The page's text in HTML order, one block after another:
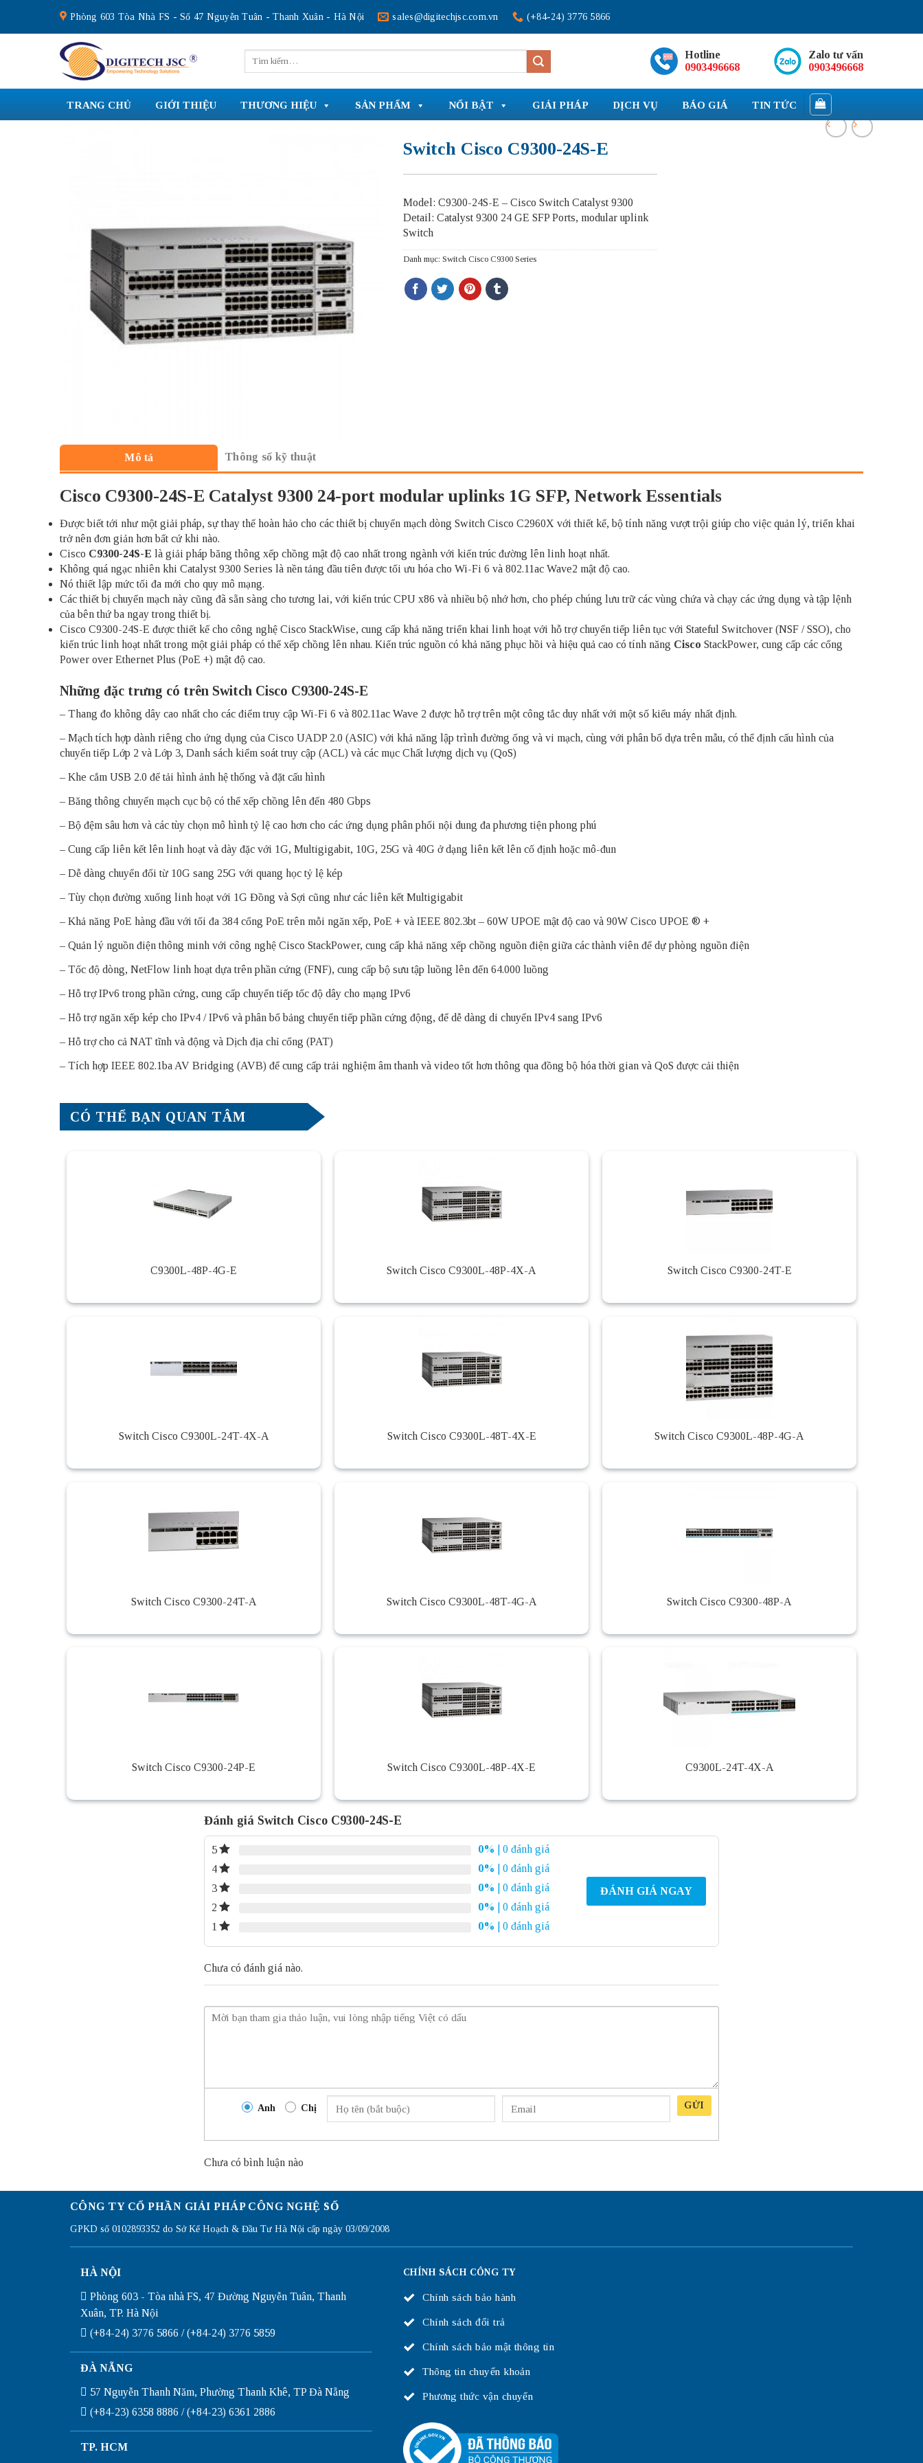
content
Phòng 603 Tòa Nhà FS - Số 47 Nguyễn Tuân - Thanh Xuân - Hà Nội sales@digitechjsc.com.vn (+84-24) 3776 5866
kiếm:
Hotline
0903496668
Zalo tư vấn
0903496668
TRANG CHỦ GIỚI THIỆU THƯƠNG HIỆU SẢN PHẨM NỔI BẬT GIẢI PHÁP DỊCH VỤ BÁO GIÁ TIN TỨC
Switch Cisco C9300-24S-E
Model: C9300-24S-E – Cisco Switch Catalyst 9300
Detail: Catalyst 9300 24 GE SFP Ports, modular uplink
Switch
Danh mục: Switch Cisco C9300 Series
Mô tả Thông số kỹ thuật
Cisco C9300-24S-E Catalyst 9300 24-port modular uplinks 1G SFP, Network Essentials
Được biết tới như một giải pháp, sự thay thế hoàn hảo cho các thiết bị chuyển mạch dòng Switch Cisco C2960X với thiết kế, bộ tính năng vượt trội giúp cho việc quản lý, triển khai
trở nên đơn giản hơn bất cứ khi nào.
Cisco C9300-24S-E là giải pháp băng thông xếp chồng mật độ cao nhất trong ngành với kiến trúc đường lên linh hoạt nhất.
Không quá ngạc nhiên khi Catalyst 9300 Series là nền tảng đầu tiên được tối ưu hóa cho Wi-Fi 6 và 802.11ac Wave2 mật độ cao.
Nó thiết lập mức tối đa mới cho quy mô mạng.
Các thiết bị chuyển mạch này cũng đã sẵn sàng cho tương lai, với kiến trúc CPU x86 và nhiều bộ nhớ hơn, cho phép chúng lưu trữ các vùng chứa và chạy các ứng dụng và tập lệnh
của bên thứ ba ngay trong thiết bị.
Cisco C9300-24S-E được thiết kế cho công nghệ Cisco StackWise, cung cấp khả năng triển khai linh hoạt với hỗ trợ chuyển tiếp liên tục với Stateful Switchover (NSF / SSO), cho
kiến trúc linh hoạt nhất trong một giải pháp có thể xếp chồng lên nhau. Kiến trúc nguồn có khả năng phục hồi và hiệu quả cao có tính năng Cisco StackPower, cung cấp các cổng
Power over Ethernet Plus (PoE +) mật độ cao.
Những đặc trưng có trên Switch Cisco C9300-24S-E
– Thang đo không dây cao nhất cho các điểm truy cập Wi-Fi 6 và 802.11ac Wave 2 được hỗ trợ trên một công tắc duy nhất với một số kiểu máy nhất định.
– Mạch tích hợp dành riêng cho ứng dụng của Cisco UADP 2.0 (ASIC) với khả năng lập trình đường ống và vi mạch, cùng với phân bổ dựa trên mẫu, có thể định cấu hình của
chuyển tiếp Lớp 2 và Lớp 3, Danh sách kiểm soát truy cập (ACL) và các mục Chất lượng dịch vụ (QoS)
– Khe cắm USB 2.0 để tải hình ảnh hệ thống và đặt cấu hình
– Băng thông chuyển mạch cục bộ có thể xếp chồng lên đến 480 Gbps
– Bộ đệm sâu hơn và các tùy chọn mô hình tỷ lệ cao hơn cho các ứng dụng phân phối nội dung đa phương tiện phong phú
– Cung cấp liên kết lên linh hoạt và dày đặc với 1G, Multigigabit, 10G, 25G và 40G ở dạng liên kết lên cố định hoặc mô-đun
– Dễ dàng chuyển đổi từ 10G sang 25G với quang học tỷ lệ kép
– Tùy chọn đường xuống linh hoạt với 1G Đồng và Sợi cũng như các liên kết Multigigabit
– Khả năng PoE hàng đầu với tối đa 384 cổng PoE trên mỗi ngăn xếp, PoE + và IEEE 802.3bt – 60W UPOE mật độ cao và 90W Cisco UPOE ® +
– Quản lý nguồn điện thông minh với công nghệ Cisco StackPower, cung cấp khả năng xếp chồng nguồn điện giữa các thành viên để dự phòng nguồn điện
– Tốc độ dòng, NetFlow linh hoạt dựa trên phần cứng (FNF), cung cấp bộ sưu tập luồng lên đến 64.000 luồng
– Hỗ trợ IPv6 trong phần cứng, cung cấp chuyển tiếp tốc độ dây cho mạng IPv6
– Hỗ trợ ngăn xếp kép cho IPv4 / IPv6 và phân bổ bảng chuyển tiếp phần cứng động, để dễ dàng di chuyển IPv4 sang IPv6
– Hỗ trợ cho cả NAT tĩnh và động và Dịch địa chỉ cổng (PAT)
– Tích hợp IEEE 802.1ba AV Bridging (AVB) để cung cấp trải nghiệm âm thanh và video tốt hơn thông qua đồng bộ hóa thời gian và QoS được cải thiện
CÓ THỂ BẠN QUAN TÂM
C9300L-48P-4G-E Switch Cisco C9300L-48P-4X-A Switch Cisco C9300-24T-E
Switch Cisco C9300L-24T-4X-A Switch Cisco C9300L-48T-4X-E Switch Cisco C9300L-48P-4G-A
Switch Cisco C9300-24T-A Switch Cisco C9300L-48T-4G-A Switch Cisco C9300-48P-A
Switch Cisco C9300-24P-E Switch Cisco C9300L-48P-4X-E C9300L-24T-4X-A
Đánh giá Switch Cisco C9300-24S-E
5 0%
| 0 đánh giá
4
0%
| 0 đánh giá
3
0%
| 0 đánh giá
2
0%
| 0 đánh giá
1
0% | 0 đánh giá
ĐÁNH GIÁ NGAY
Chưa có đánh giá nào.
Anh Chị GỬI
Chưa có bình luận nào
CÔNG TY CỔ PHẦN GIẢI PHÁP CÔNG NGHỆ SỐ
GPKD số 0102893352 do Sở Kế Hoạch & Đầu Tư Hà Nội cấp ngày 03/09/2008
HÀ NỘI
Phòng 603 - Tòa nhà FS, 47 Đường Nguyễn Tuân, Thanh
Xuân, TP. Hà Nội
(+84-24) 3776 5866 / (+84-24) 3776 5859
ĐÀ NẴNG
57 Nguyễn Thanh Năm, Phường Thanh Khê, TP Đà Nẵng
(+84-23) 6358 8886 / (+84-23) 6361 2886
TP. HCM
CHÍNH SÁCH CÔNG TY
Chính sách bảo hành
Chính sách đổi trả
Chính sách bảo mật thông tin
Thông tin chuyển khoản
Phương thức vận chuyển